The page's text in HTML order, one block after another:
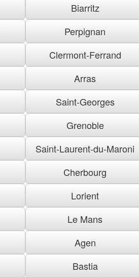
Biarritz
Perpignan
Clermont-Ferrand
Arras
Saint-Georges
Grenoble
Saint-Laurent-du-Maroni
Cherbourg
Lorient
Le Mans
Agen
Bastia